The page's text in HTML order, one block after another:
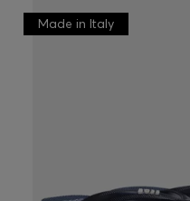
Made in Italy